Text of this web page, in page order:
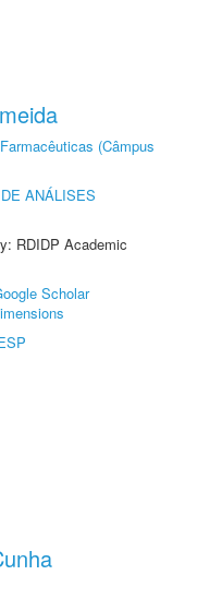
(Câmpus
ANÁLISES
RDIDP Academic
Scholar